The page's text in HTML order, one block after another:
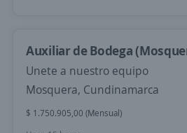
Auxiliar de Bodega
Unete a nuestro equipo
Mosquera, Cundinamarca
$ 1.750.905,00 (Mensual)